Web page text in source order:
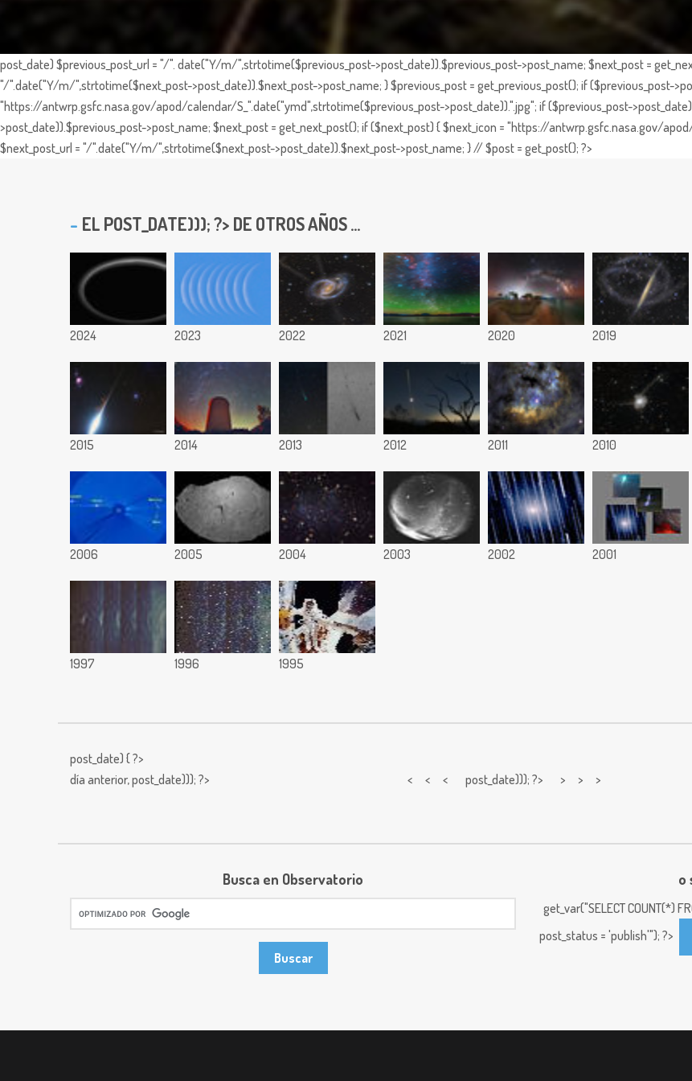
post_date) $previous_post_url = "/". date("Y/m/",strtotime($previous_post->post_date)).$previous_post->post_name; $next_post =
"/".date("Y/m/",strtotime($next_post->post_date)).$next_post->post_name; } $previous_post = get_previous_post(); if ($previous_post-
"https://antwrp.gsfc.nasa.gov/apod/calendar/S_".date("ymd",strtotime($previous_post->post_date)).".jpg"; if ($previous_post-
>post_date)).$previous_post->post_name; $next_post = get_next_post(); if ($next_post) { $next_icon = "https://antwrp.gsfc.nasa.gov/
$next_post_url = "/".date("Y/m/",strtotime($next_post->post_date)).$next_post->post_name; } // $post = get_post(); ?>
EL POST_DATE))); ?> DE OTROS AÑOS ...
2024 2023 2022 2021 2020 2019
2015 2014 2013 2012 2011 2010
2006 2005 2004 2003 2002 2001
1997 1996 1995
post_date) { ?>
día anterior,post_date))); ?> < < < post_date))); ?> > > >
Busca en Observatorio o
get_var("SELECT COUNT(*)
post_status = 'publish'"); ?>